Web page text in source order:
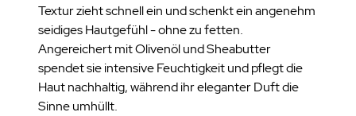
Textur zieht schnell ein und schenkt ein angenehm
seidiges Hautgefühl - ohne zu fetten.
Angereichert mit Olivenöl und Sheabutter
spendet sie intensive Feuchtigkeit und pflegt die
Haut nachhaltig, während ihr eleganter Duft die
Sinne umhüllt.